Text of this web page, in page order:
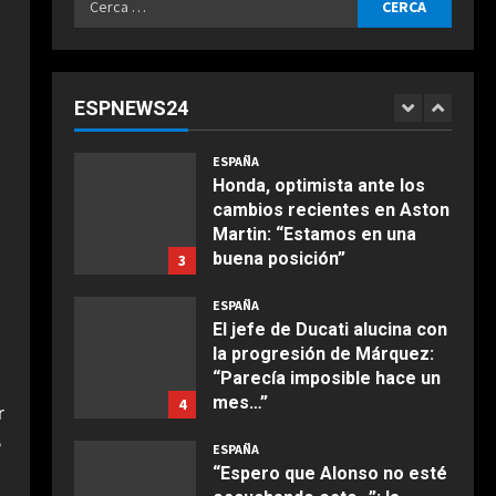
ESPNEWS24
2
medio del mundial de F1
3
ESPAÑA
Honda, optimista ante los
cambios recientes en Aston
Martin: “Estamos en una
buena posición”
4
ESPAÑA
El jefe de Ducati alucina con
la progresión de Márquez:
“Parecía imposible hace un
mes…”
ESPAÑA
“Espero que Alonso no esté
2
Ensalada de espinacas
COCINA
Boquerones fritos en
freidora de aire
Aprile 24, 2026
Buñuelos de alcachofas
Aprile 5, 2026
Ternera guisada con
senderuelas